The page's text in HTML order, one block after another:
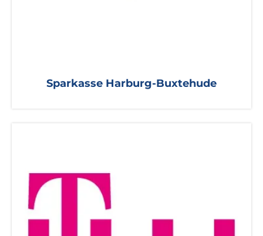
Sparkasse Harburg-Buxtehude